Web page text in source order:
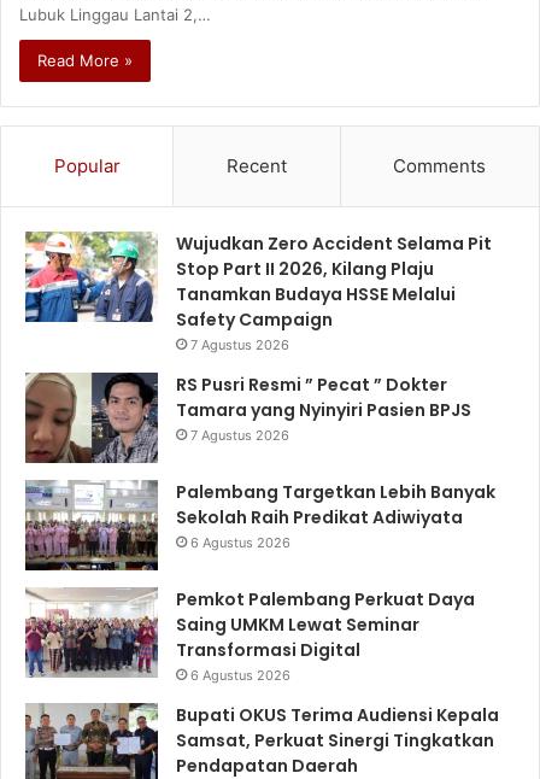
Lubuk Linggau Lantai 2,…
Read More »
Popular Recent Comments
Wujudkan Zero Accident Selama Pit
Stop Part II 2026, Kilang Plaju
Tanamkan Budaya HSSE Melalui
Safety Campaign
7 Agustus 2026
RS Pusri Resmi ” Pecat ” Dokter
Tamara yang Nyinyiri Pasien BPJS
7 Agustus 2026
Palembang Targetkan Lebih Banyak
Sekolah Raih Predikat Adiwiyata
6 Agustus 2026
Pemkot Palembang Perkuat Daya
Saing UMKM Lewat Seminar
Transformasi Digital
6 Agustus 2026
Bupati OKUS Terima Audiensi Kepala
Samsat, Perkuat Sinergi Tingkatkan
Pendapatan Daerah